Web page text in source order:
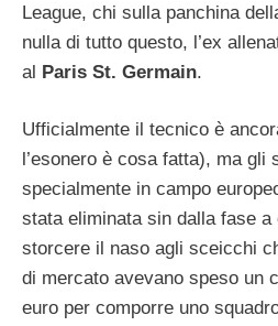
League, chi sulla panchina
nulla di tutto questo, l’ex
al Paris St. Germain.
Ufficialmente il tecnico è
l’esonero è cosa fatta), ma gli
specialmente in campo
stata eliminata sin dalla fase a
storcere il naso agli sceicchi
di mercato avevano speso un
euro per comporre uno